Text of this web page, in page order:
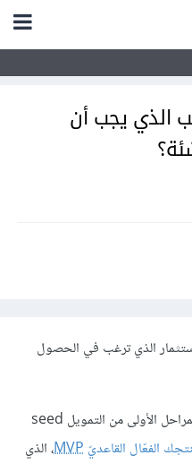
الذي يجب أن
الذي ترغب في الحصول
سأحاول الإشارة بصورة مقتضبة إلى المراحل الأولى من التمويل seed
الفعّال القاعديّ MVP، الذي